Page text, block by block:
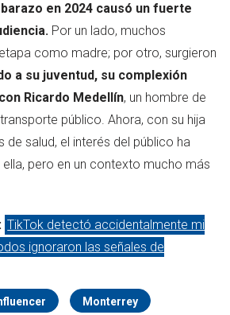
en 2024 causó un fuerte
Por un lado, muchos
como madre; por otro, surgieron
a su juventud, su complexión
Ricardo Medellín, un hombre de
público. Ahora, con su hija
de salud, el interés del público ha
pero en un contexto mucho más
TikTok detectó accidentalmente mi
ignoraron las señales de
Monterrey